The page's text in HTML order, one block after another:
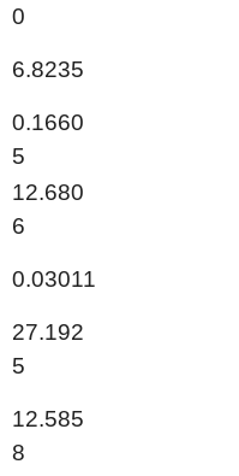
0
6.8235
0.1660
5
12.680
6
0.03011
27.192
5
12.585
8